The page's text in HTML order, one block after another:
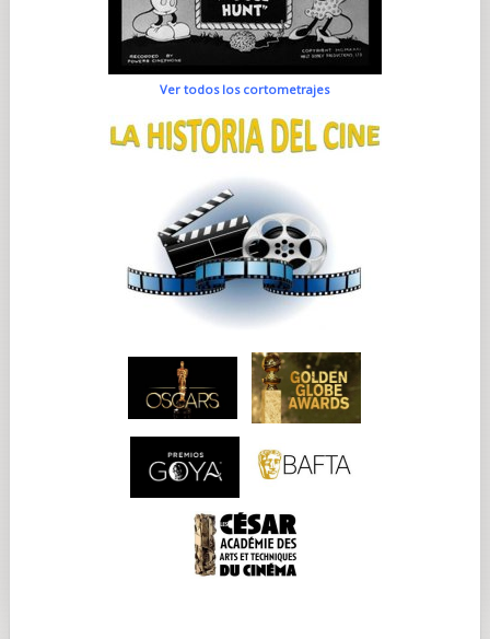
Ver todos los cortometrajes